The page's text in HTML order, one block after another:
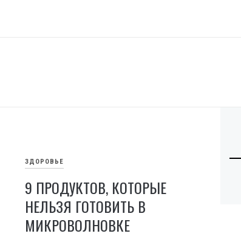
ЗДОРОВЬЕ
9 ПРОДУКТОВ, КОТОРЫЕ
НЕЛЬЗЯ ГОТОВИТЬ В
МИКРОВОЛНОВКЕ